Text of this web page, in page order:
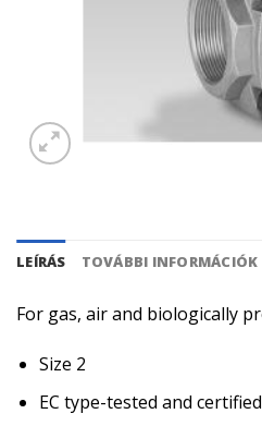
LEÍRÁS TOVÁBBI INFORMÁCIÓK
For gas, air and biologically
Size 2
EC type-tested and certified